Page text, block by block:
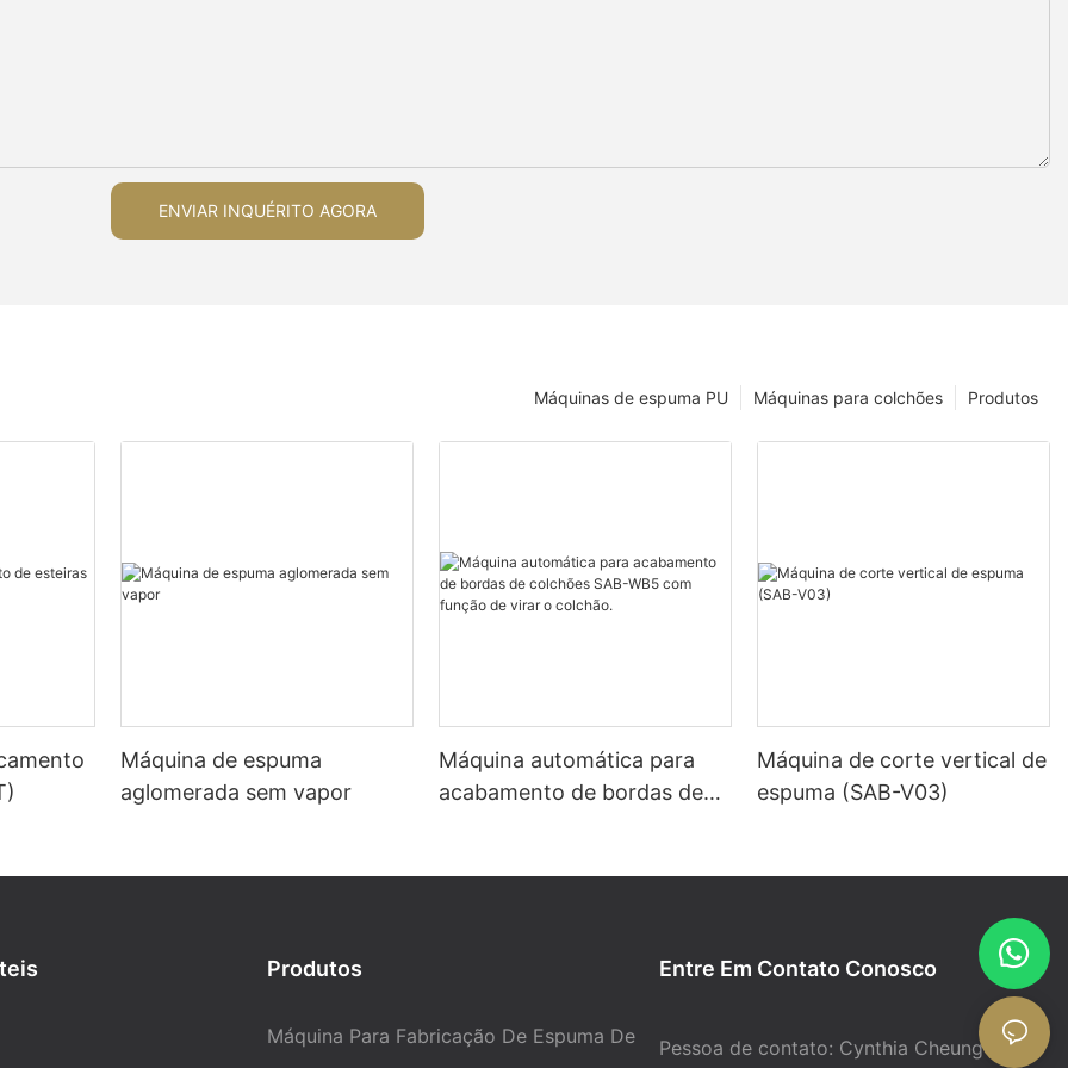
ENVIAR INQUÉRITO AGORA
Produtos
Máquinas para colchões
Máquinas de espuma PU
Máquina de espuma
aglomerada sem vapor
Máquina automática para
acabamento de bordas de
Máquina de corte vertical de
espuma (SAB-V03)
Produtos
Máquina Para Fabricação De Espuma De
Entre Em Contato Conosco
Pessoa de contato: Cynthia Cheung